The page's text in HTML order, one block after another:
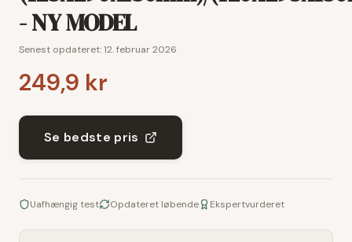
- NY MODEL
Senest opdateret:12. februar 2026
249,9 kr
Se bedste pris
Uafhængig test Opdateret løbende Ekspertvurderet